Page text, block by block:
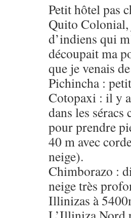
Petit hôtel pas
Quito Colonial,
d’indiens qui
découpait ma
que je venais
Pichincha :
Cotopaxi : il y
dans les
pour prendre
40 m avec
neige).
Chimborazo :
neige très
Illinizas à